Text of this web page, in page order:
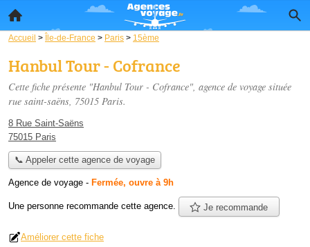
Accueil > Île-de-France > Paris > 15ème
Hanbul Tour - Cofrance
Cette fiche présente "Hanbul Tour - Cofrance", agence de voyage située
rue saint-saëns, 75015 Paris.
8 Rue Saint-Saëns
75015 Paris
📞 Appeler cette agence de voyage
Agence de voyage - Fermée, ouvre à 9h
Une personne recommande cette agence. Je recommande
Améliorer cette fiche